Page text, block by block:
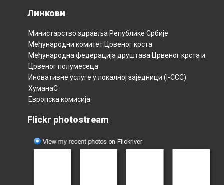
Линкови
Министарство здравља Републикe Србијe
Међународни комитет Црвеног крста
Међународна федерација друштава Црвеног крста и
Црвеног полумесецa
Иновативне услуге у локалној заједници (I-CCC)
ХуманаС
Европска комисија
Flickr photostream